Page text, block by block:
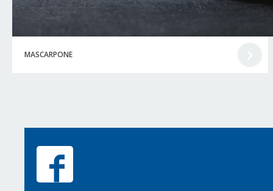
MASCARPONE